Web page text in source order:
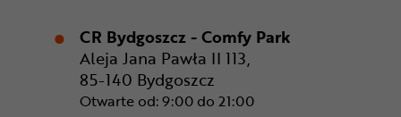
CR Bydgoszcz - Comfy Park
Aleja Jana Pawła II 113,
85-140 Bydgoszcz
Otwarte od: 9:00 do 21:00